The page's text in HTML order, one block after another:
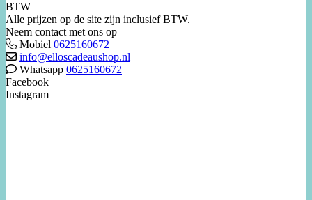
BTW
Alle prijzen op de site zijn inclusief BTW.
Neem contact met ons op
Mobiel 0625160672
info@elloscadeaushop.nl
Whatsapp 0625160672
Facebook
Instagram